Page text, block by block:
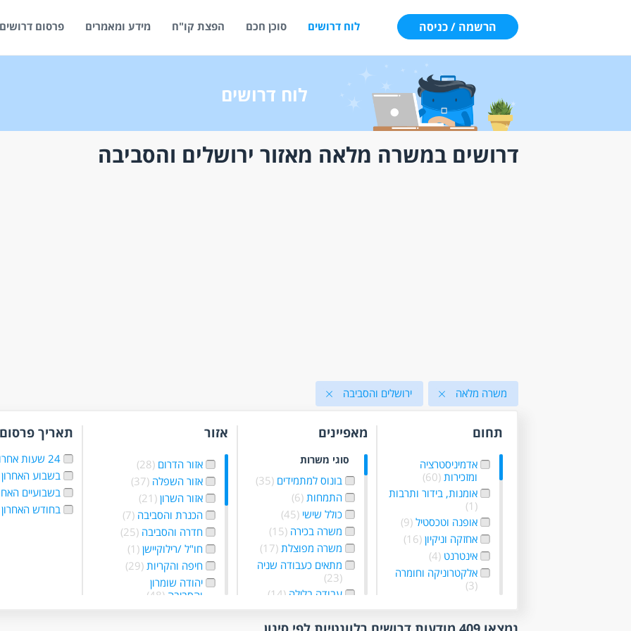
הרשמה / כניסה לוח דרושים סוכן חכם הפצת קו"ח מידע ומאמרים פרסום
לוח דרושים
דרושים במשרה מלאה מאזור ירושלים והסביבה
משרה מלאה ירושלים והסביבה
תחום
אדמיניסטרציה
ומזכירות (60)
אומנות, בידור ותרבות
(1)
אופנה וטכסטיל (9)
אחזקה וניקיון (16)
אינטרנט (4)
אלקטרוניקה וחומרה
(3)
מאפיינים
סוגי משרות
בונוס למתמידים (35)
התמחות (6)
כולל שישי (45)
משרה בכירה (15)
משרה מפוצלת (17)
מתאים כעבודה שניה
(23)
עבודה בלילה (14)
גמישות(65)
אזור
אזור הדרום (28)
אזור השפלה (37)
אזור השרון (21)
הכנרת והסביבה (7)
חדרה והסביבה (25)
חו"ל /רילוקיישן (1)
חיפה והקריות (29)
יהודה שומרון
והסביבה (48)
תאריך פרסום
24 שעות אחרונות
בשבוע האחרון
בשבועיים
בחודש האחרון